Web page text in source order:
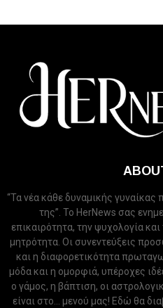
“Τα νέα κάθε δυναμικής γυναίκας
της”. Το HerNews σας
επικαιρότητα, την ψυχολογία
μητρότητα. Οι συνεντεύξεις
και η διαφορετικότητα
μόδα και η ομορφιά, υπέροχες
ο γάμος, η βάπτιση, οι
είναι στο... μενού μας! Εδώ θα